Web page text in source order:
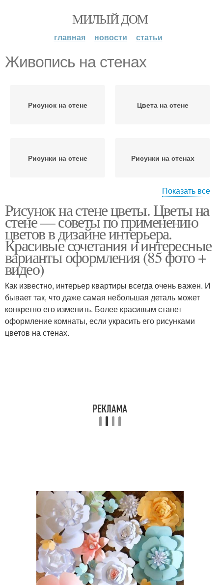
МИЛЫЙ ДОМ
главная новости статьи
Живопись на стенах
Рисунок на стене Цвета на стене
Рисунки на стене Рисунки на стенах
Стен к раскраске Стен в интерьере
Показать все
Рисунок на стене цветы. Цветы на
стене — советы по применению
цветов в дизайне интерьера.
Красивые сочетания и интересные
варианты оформления (85 фото +
видео)
Как известно, интерьер квартиры всегда очень важен. И
бывает так, что даже самая небольшая деталь может
конкретно его изменить. Более красивым станет
оформление комнаты, если украсить его рисунками
цветов на стенах.